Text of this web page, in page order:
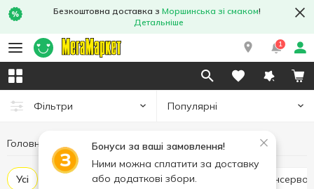
Безкоштовна доставка з Моршинська зі смаком!
Детальніше
1
Фільтри Популярні
Бонуси за ваші замовлення!
Ними можна сплатити за доставку
або додаткові збори.
Головна Консерви Рибна консервація
Усі Печінка тріски консервована Сардина